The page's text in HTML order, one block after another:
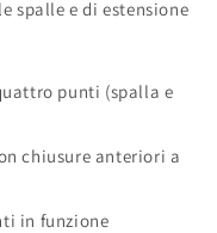
spalle e di estensione
punti (spalla e
chiusure anteriori a
in funzione